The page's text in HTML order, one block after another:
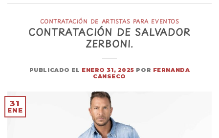
CONTRATACIÓN DE ARTISTAS PARA EVENTOS
CONTRATACIÓN DE SALVADOR
ZERBONI.
PUBLICADO EL ENERO 31, 2025 POR FERNANDA
CANSECO
31
ENE